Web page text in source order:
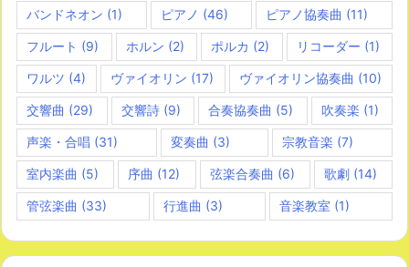
バンドネオン (1) ピアノ (46) ピアノ協奏曲 (11)
フルート (9) ホルン (2) ポルカ (2) リコーダー (1)
ワルツ (4) ヴァイオリン (17) ヴァイオリン協奏曲 (10)
交響曲 (29) 交響詩(9) 合奏協奏曲 (5) 吹奏楽 (1)
声楽・合唱 (31) 変奏曲 (3) 宗教音楽 (7)
室内楽曲 (5) 序曲 (12) 弦楽合奏曲 (6) 歌劇(14)
管弦楽曲 (33) 行進曲 (3) 音楽教室 (1)